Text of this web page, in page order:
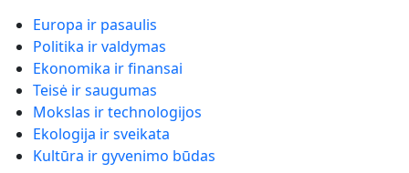
Europa ir pasaulis
Politika ir valdymas
Ekonomika ir finansai
Teisė ir saugumas
Mokslas ir technologijos
Ekologija ir sveikata
Kultūra ir gyvenimo būdas